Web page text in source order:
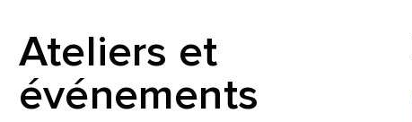
Ateliers et
événements